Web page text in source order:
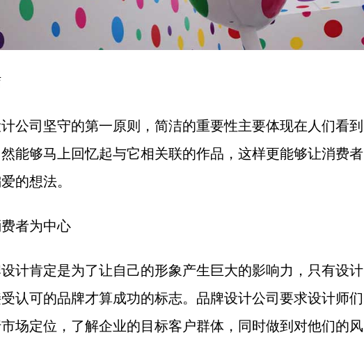
公司坚守的第一原则，简洁的重要性主要体现在人们看到
能够马上回忆起与它相关联的作品，这样更能够让消费者
的想法。
者为中心
计肯定是为了让自己的形象产生巨大的影响力，只有设计
认可的品牌才算成功的标志。品牌设计公司要求设计师们
场定位，了解企业的目标客户群体，同时做到对他们的风